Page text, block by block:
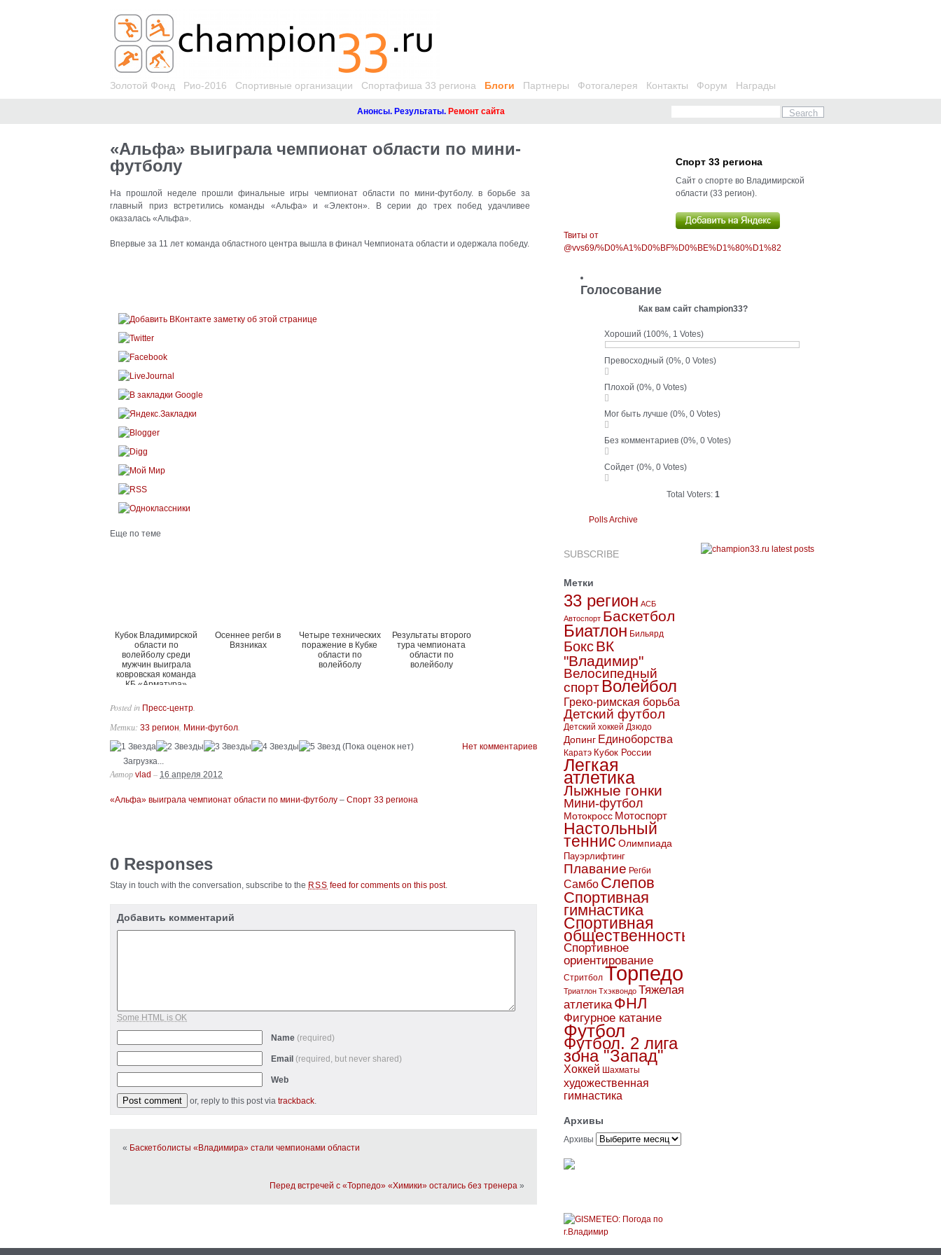
Золотой Фонд Рио-2016 Спортивные организации Спортафиша 33 региона Блоги Партнеры Фотогалерея Контакты Форум Награды
Анонсы. Результаты.Ремонт сайта
«Альфа» выиграла чемпионат области по мини-
футболу
На прошлой неделе прошли финальные игры чемпионат области по мини-футболу. в борьбе за
главный приз встретились команды «Альфа» и «Электон». В серии до трех побед удачливее
оказалась «Альфа».
Впервые за 11 лет команда областного центра вышла в финал Чемпионата области и одержала победу.
Еще по теме
Кубок Владимирской
области по
волейболу среди
мужчин выиграла
ковровская команда
КБ «Арматура»
Осеннее регби в
Вязниках
Четыре технических
поражение в Кубке
области по
волейболу
Результаты второго
тура чемпионата
области по
волейболу
Posted in Пресс-центр
Метки: 33 регион Мини-футбол
Нет комментариев
(Пока оценок нет)
Загрузка...
Автор vlad – 16 апреля 2012
«Альфа» выиграла чемпионат области по мини-футболу – Спорт 33 региона
0 Responses
Stay in touch with the conversation, subscribe to the RSS feed for comments on this post.
Добавить комментарий
Some HTML is OK
Name (required)
Email (required, but never shared)
Web
or, reply to this post via trackback.
« Баскетболисты «Владимира» стали чемпионами области
Перед встречей с «Торпедо» «Химики» остались без тренера »
Спорт 33 региона
Сайт о спорте во Владимирской
области (33 регион).
Твиты от
@vvs69/%D0%A1%D0%BF%D0%BE%D1%80%D1%82
Голосование
Как вам сайт champion33?
Хороший (100%, 1 Votes)
Превосходный (0%, 0 Votes)
Плохой (0%, 0 Votes)
Мог быть лучше (0%, 0 Votes)
Без комментариев (0%, 0 Votes)
Сойдет (0%, 0 Votes)
Total Voters: 1
Polls Archive
SUBSCRIBE
Метки
33 регион АСБ
Автоспорт Баскетбол
Биатлон Бильярд
БоксВК
"Владимир"
Велосипедный
спорт Волейбол
Греко-римская борьба
Детский футбол
Детский хоккей Дзюдо
Допинг Единоборства
Каратэ Кубок России
Легкая
атлетика
Лыжные гонки
Мини-футбол
Мотокросс Мотоспорт
Настольный
теннис Олимпиада
Пауэрлифтинг
Плавание Регби
Самбо Слепов
Спортивная
гимнастика
Спортивная
общественность
Спортивное
ориентирование
Стритбол Торпедо
Триатлон Тхэквондо Тяжелая
атлетика ФНЛ
Фигурное катание
Футбол
Футбол. 2 лига
зона "Запад"
Хоккей Шахматы
художественная
гимнастика
Архивы
Архивы